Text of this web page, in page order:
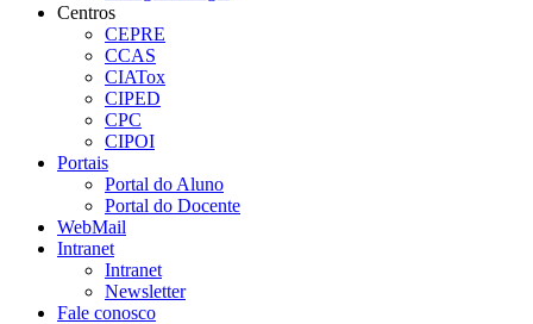
Centros
CEPRE
CCAS
CIATox
CIPED
CPC
CIPOI
Portais
Portal do Aluno
Portal do Docente
WebMail
Intranet
Intranet
Newsletter
Fale conosco